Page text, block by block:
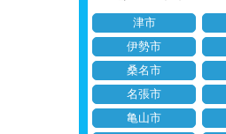
津市
伊勢市
桑名市
名張市
亀山市